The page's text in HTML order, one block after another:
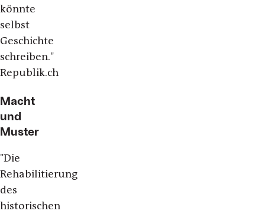
könnte
selbst
Geschichte
schreiben."
Republik.ch
Macht
und
Muster
"Die
Rehabilitierung
des
historischen